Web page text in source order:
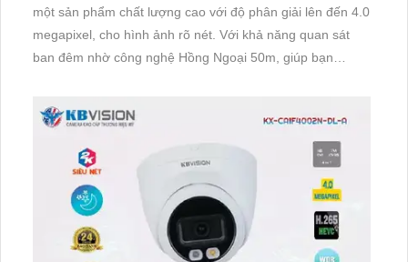
một sản phẩm chất lượng cao với độ phân giải lên đến 4.0
megapixel, cho hình ảnh rõ nét. Với khả năng quan sát
ban đêm nhờ công nghệ Hồng Ngoại 50m, giúp bạn
chất lượng hình ảnh